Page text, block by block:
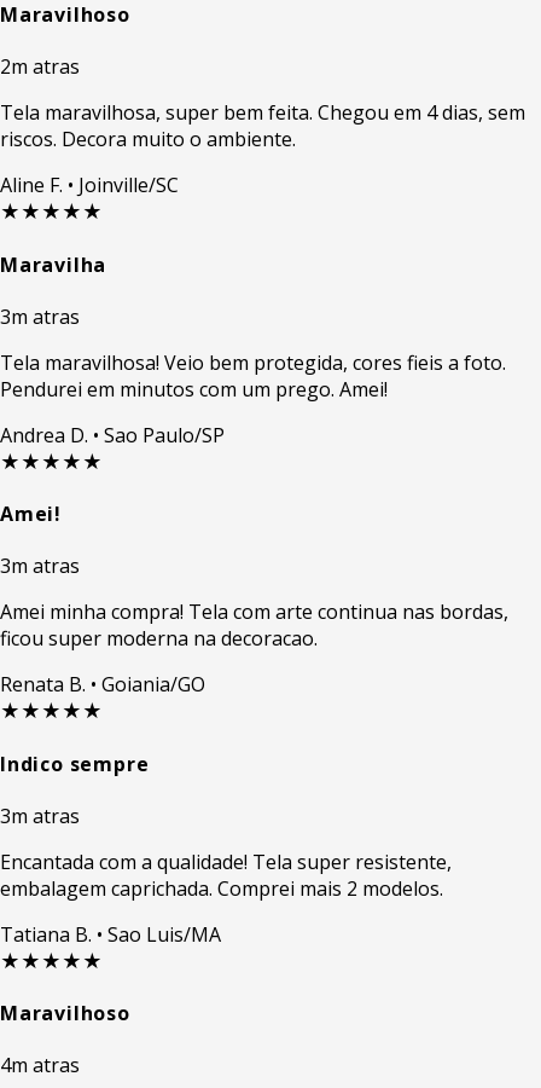
Maravilhoso
2m atras
Tela maravilhosa, super bem feita. Chegou em 4 dias, sem
riscos. Decora muito o ambiente.
Aline F. • Joinville/SC
★★★★★
Maravilha
3m atras
Tela maravilhosa! Veio bem protegida, cores fieis a foto.
Pendurei em minutos com um prego. Amei!
Andrea D. • Sao Paulo/SP
★★★★★
Amei!
3m atras
Amei minha compra! Tela com arte continua nas bordas,
ficou super moderna na decoracao.
Renata B. • Goiania/GO
★★★★★
Indico sempre
3m atras
Encantada com a qualidade! Tela super resistente,
embalagem caprichada. Comprei mais 2 modelos.
Tatiana B. • Sao Luis/MA
★★★★★
Maravilhoso
4m atras